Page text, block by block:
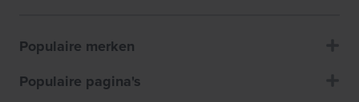
Populaire merken
Populaire pagina's